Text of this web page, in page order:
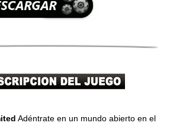
Adéntrate en un mundo abierto en el